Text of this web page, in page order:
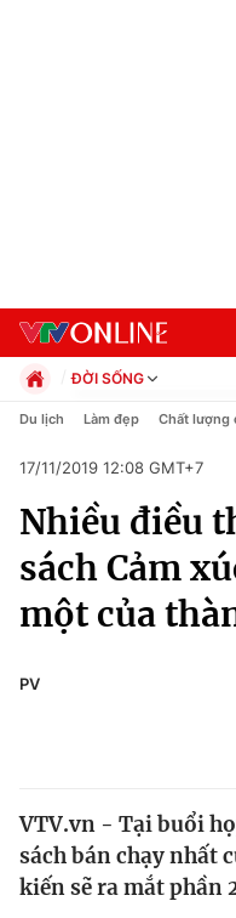
Chuyên mục
Chính trị
Xã hội
Pháp luật
Thế giới
Tin tức
Kinh tế
ĐỜI SỐNG
Chính trị
Pháp luật
Kinh tế
Thể thao
Truyền hình
Văn hóa - Giải trí
Du lịch Làm đẹp Chất lượng
17/11/2019 12:08 GMT+7
Nhiều điều
sách Cảm
một của
PV
VTV.vn - Tại buổi
sách bán chạy nhất
kiến sẽ ra mắt phần